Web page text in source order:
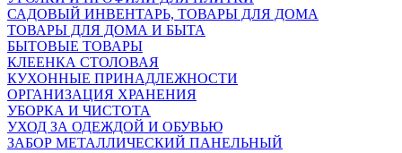
САДОВЫЙ ИНВЕНТАРЬ, ТОВАРЫ ДЛЯ ДОМА
ТОВАРЫ ДЛЯ ДОМА И БЫТА
БЫТОВЫЕ ТОВАРЫ
КЛЕЕНКА СТОЛОВАЯ
КУХОННЫЕ ПРИНАДЛЕЖНОСТИ
ОРГАНИЗАЦИЯ ХРАНЕНИЯ
УБОРКА И ЧИСТОТА
УХОД ЗА ОДЕЖДОЙ И ОБУВЬЮ
ЗАБОР МЕТАЛЛИЧЕСКИЙ ПАНЕЛЬНЫЙ